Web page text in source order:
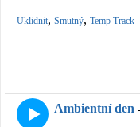
Uklidnit, Smutný, Temp Track
Ambientní den